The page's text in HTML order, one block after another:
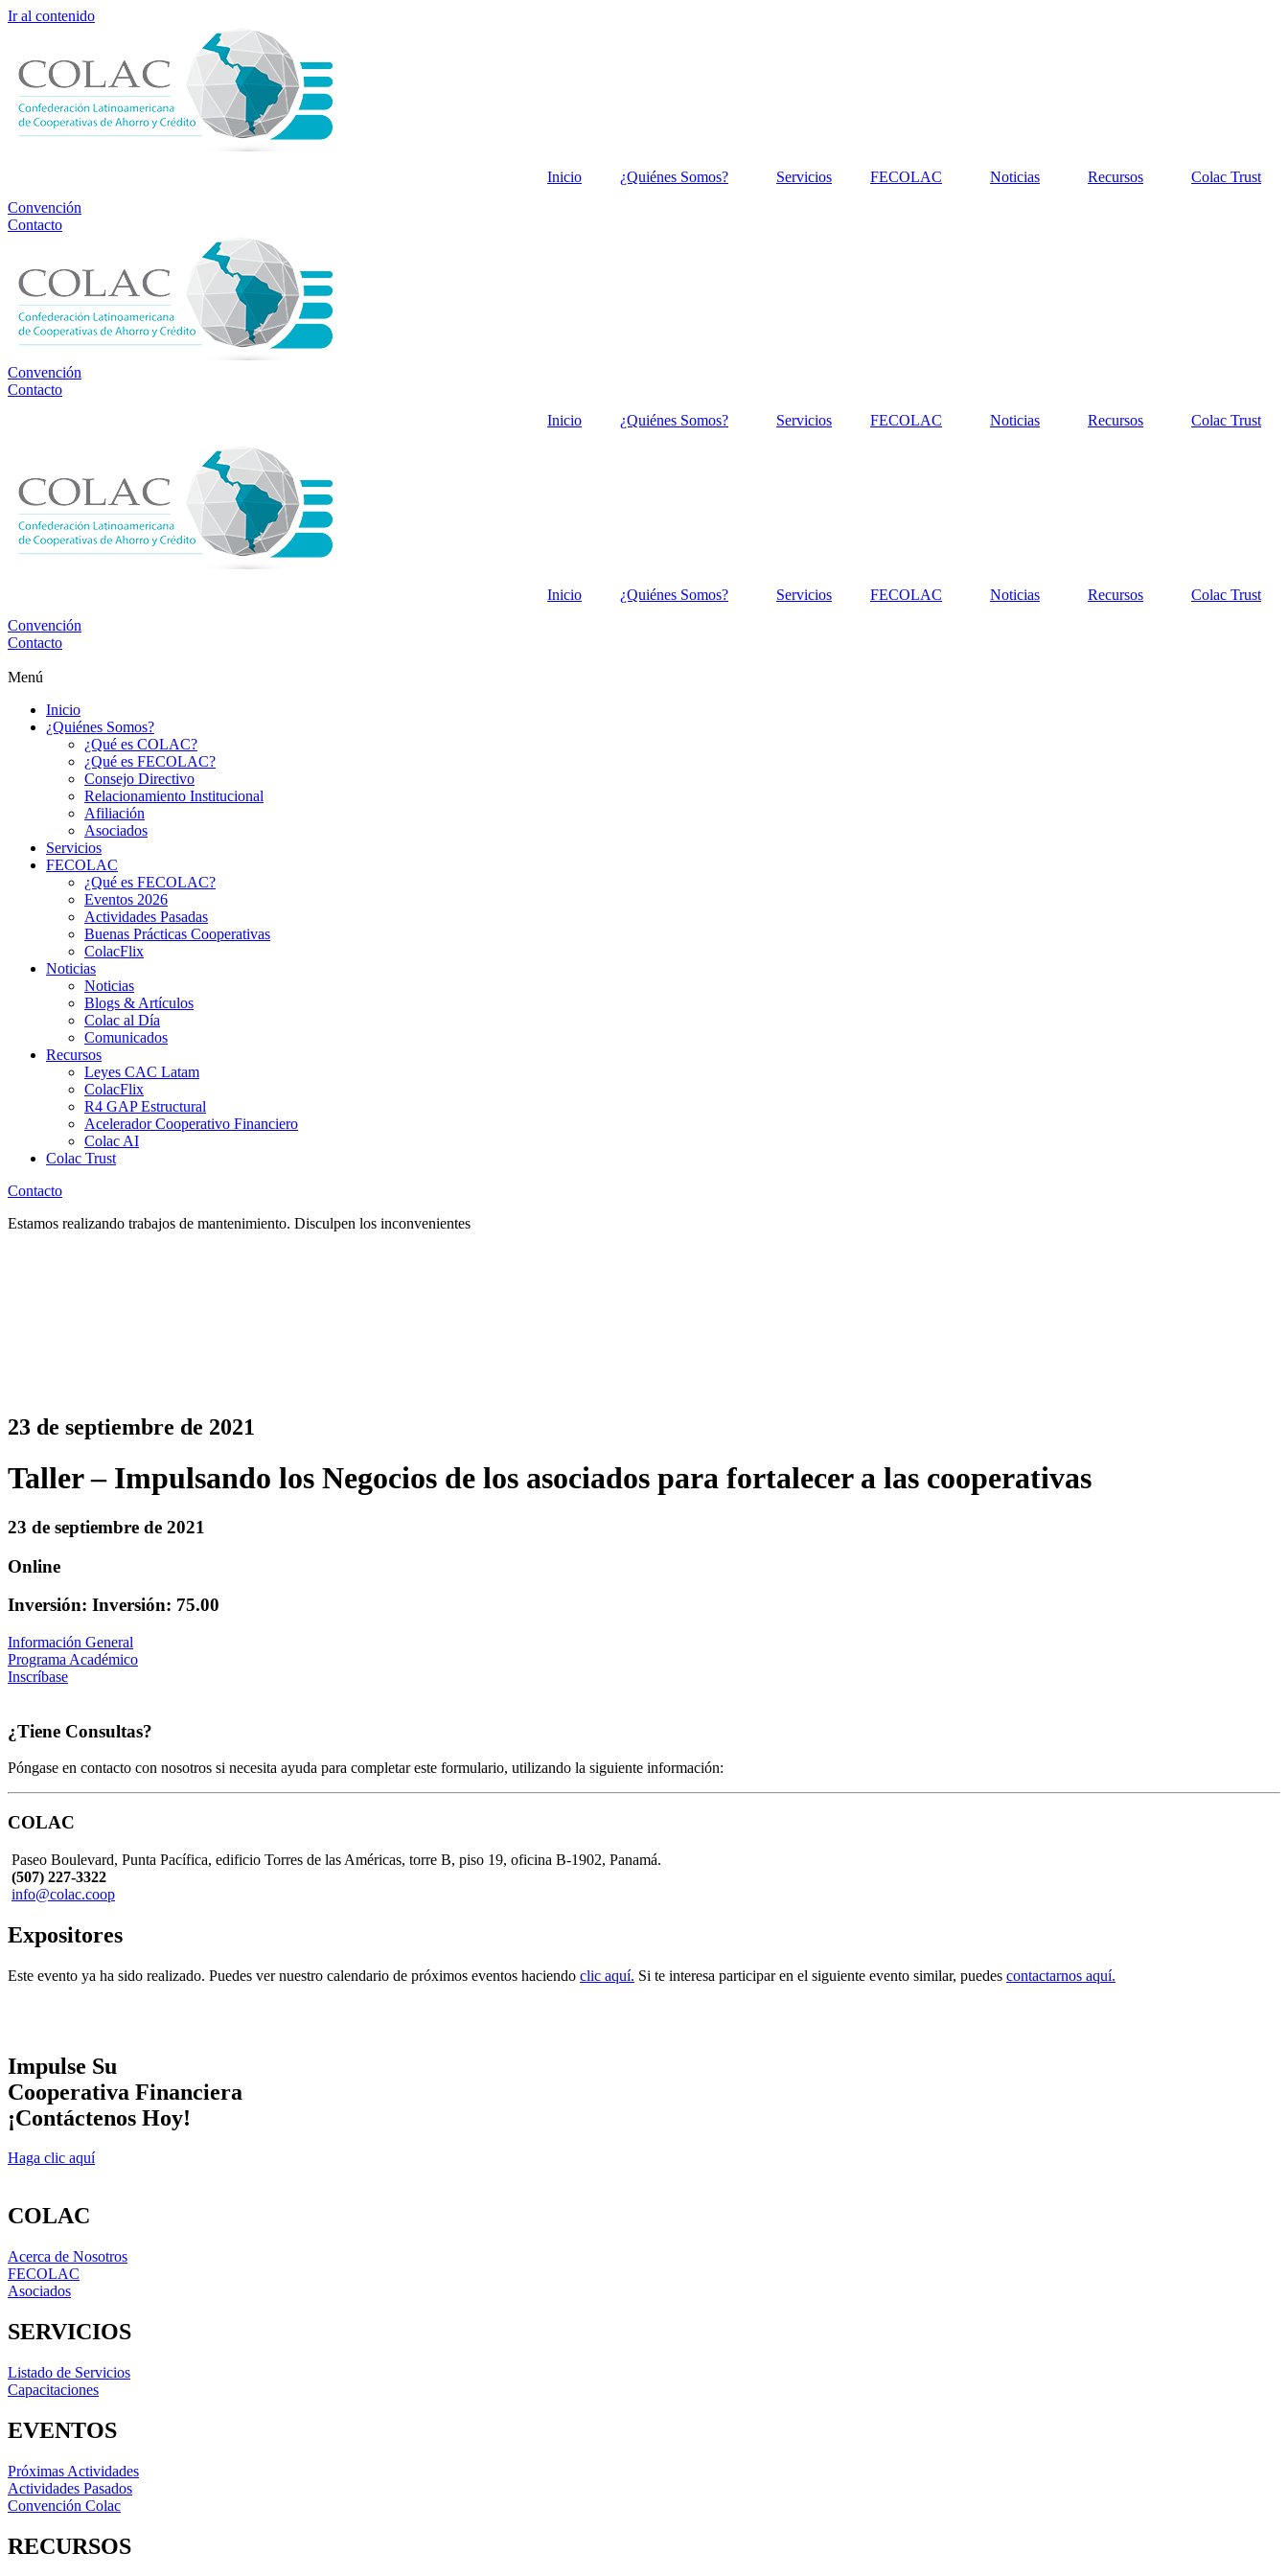
Ir al contenido
Inicio ¿Quiénes Somos? Servicios FECOLAC Noticias Recursos
Colac Trust
Convención
Contacto
Convención
Contacto
Inicio
¿Quiénes Somos? Servicios FECOLAC Noticias Recursos Colac Trust
Inicio ¿Quiénes Somos? Servicios FECOLAC Noticias Recursos
Colac Trust
Convención
Contacto
Menú
Inicio
¿Quiénes Somos?
¿Qué es COLAC?
¿Qué es FECOLAC?
Consejo Directivo
Relacionamiento Institucional
Afiliación
Asociados
Servicios
FECOLAC
¿Qué es FECOLAC?
Eventos 2026
Actividades Pasadas
Buenas Prácticas Cooperativas
ColacFlix
Noticias
Noticias
Blogs & Artículos
Colac al Día
Comunicados
Recursos
Leyes CAC Latam
ColacFlix
R4 GAP Estructural
Acelerador Cooperativo Financiero
Colac AI
Colac Trust
Contacto
Estamos realizando trabajos de mantenimiento. Disculpen los inconvenientes
23 de septiembre de 2021
Taller – Impulsando los Negocios de los asociados para fortalecer a las cooperativas
23 de septiembre de 2021
Online
Inversión: Inversión: 75.00
Información General
Programa Académico
Inscríbase
¿Tiene Consultas?
Póngase en contacto con nosotros si necesita ayuda para completar este formulario, utilizando la siguiente información:
COLAC
Paseo Boulevard, Punta Pacífica, edificio Torres de las Américas, torre B, piso 19, oficina B-1902, Panamá.
(507) 227-3322
info@colac.coop
Expositores
Este evento ya ha sido realizado. Puedes ver nuestro calendario de próximos eventos haciendo clic aquí. Si te interesa participar en el siguiente evento similar, puedes contactarnos aquí.
Impulse Su
Cooperativa Financiera
¡Contáctenos Hoy!
Haga clic aquí
COLAC
Acerca de Nosotros
FECOLAC
Asociados
SERVICIOS
Listado de Servicios
Capacitaciones
EVENTOS
Próximas Actividades
Actividades Pasados
Convención Colac
RECURSOS